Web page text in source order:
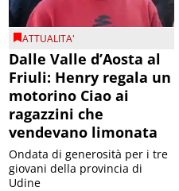
ATTUALITA'
Dalle Valle d’Aosta al
Friuli: Henry regala un
motorino Ciao ai
ragazzini che
vendevano limonata
Ondata di generosità per i tre
giovani della provincia di
Udine